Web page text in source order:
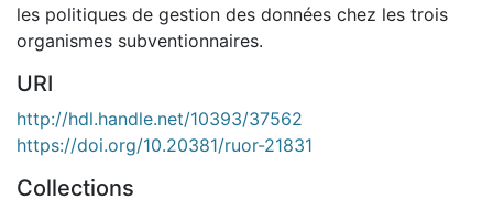
les politiques de gestion des données chez les trois
organismes subventionnaires.
URI
http://hdl.handle.net/10393/37562
https://doi.org/10.20381/ruor-21831
Collections